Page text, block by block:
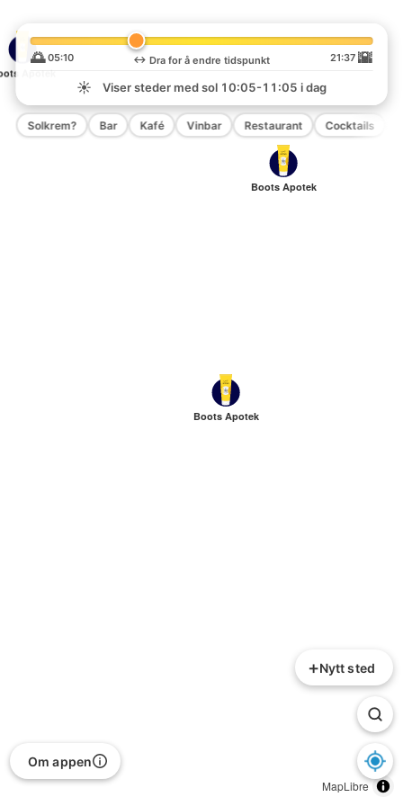
Boots Apotek
Boots Apotek
Apotek
MapLibre
+Nytt sted
🌅 05:10 ↔️ Dra for å endre tidspunkt 21:37 🌇
☀️
Viser steder med sol 10:05-11:05 i dag
Solkrem? Bar Kafé Vinbar Restaurant Cocktails
Om appen